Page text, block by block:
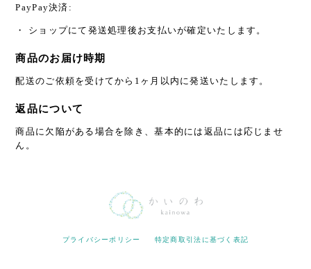
PayPay決済:
・ ショップにて発送処理後お支払いが確定いたします。
商品のお届け時期
配送のご依頼を受けてから1ヶ月以内に発送いたします。
返品について
商品に欠陥がある場合を除き、基本的には返品には応じませ
ん。
プライバシーポリシー 特定商取引法に基づく表記